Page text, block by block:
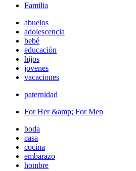
Familia
abuelos
adolescencia
bebé
educación
hijos
jovenes
vacaciones
paternidad
For Her &amp; For Men
boda
casa
cocina
embarazo
hombre